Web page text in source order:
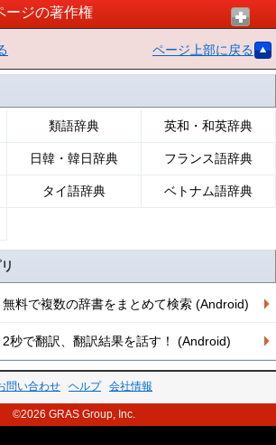
ージの著作権
ページ上部に戻る
類語辞典 英和・和英辞典
日韓・韓日辞典 フランス語辞典
タイ語辞典 ベトナム語辞典
料で複数の辞書をまとめて検索 (Android)
秒で翻訳、翻訳結果を話す！ (Android)
問い合わせ ヘルプ 会社情報
©2026 GRAS Group, Inc.